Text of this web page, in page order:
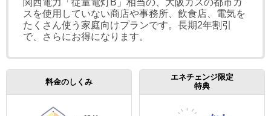
スを使用していない商店や事務所、飲食店、電気を
たくさん使う家庭向けプランです。長期2年割引
で、さらにお得になります。
料金のしくみ
エネチェンジ限定
特典